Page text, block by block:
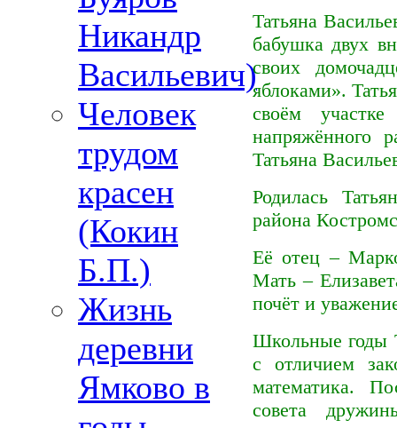
Никандр
Васильевич)
Человек
трудом
красен
(Кокин
Б.П.)
Жизнь
деревни
Ямково в
Татьяна
бабушка двух
своих
яблоками».
своём участке
напряжённого
Татьяна
Родилась
района
Её отец –
Мать –
почёт и
Школьные годы
с отличием
математика.
совета